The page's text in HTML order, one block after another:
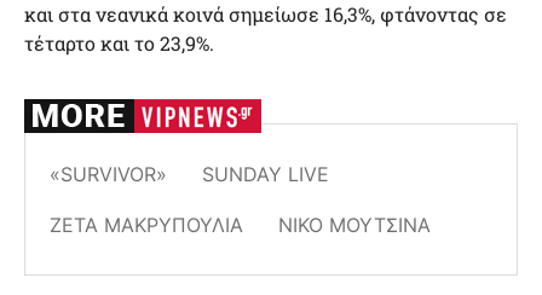
και στα νεανικά κοινά σημείωσε 16,3%, φτάνοντας σε
τέταρτο και το 23,9%.
«SURVIVOR» SUNDAY LIVE
ΖΈΤΑ ΜΑΚΡΥΠΟΎΛΙΑ ΝΊΚΟ ΜΟΥΤΣΙΝΆ